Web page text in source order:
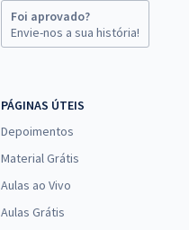
Foi aprovado?
Envie-nos a sua história!
PÁGINAS ÚTEIS
Depoimentos
Material Grátis
Aulas ao Vivo
Aulas Grátis